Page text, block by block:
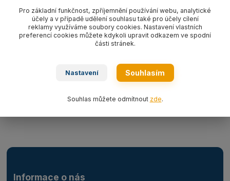
Kompletní specifikace
Lanový 1-závěs oko-hák s pojistkou pr. 20 mm/délka L dle
výběru, nosnost 4 350 kg. Provedení dle EN 13414-1 pozink.
Zboží zařazeno v kategoriích
Informace o nás
Pro základní funkčnost, zpříjemnění používání webu, analytické
účely a v případě udělení souhlasu také pro účely cílení
reklamy využíváme soubory cookies. Nastavení vlastních
preferencí cookies můžete kdykoli upravit odkazem ve spodní
části stránek.
Nastavení Souhlasím
Souhlas můžete odmítnout zde.